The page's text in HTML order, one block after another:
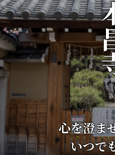
心を澄ま
いつで